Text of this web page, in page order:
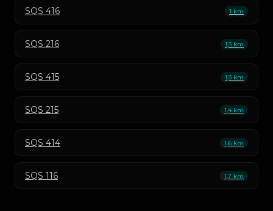
SQS 416 1 km
SQS 216 1,3 km
SQS 415 1,3 km
SQS 215 1,4 km
SQS 414 1,6 km
SQS 116 1,7 km